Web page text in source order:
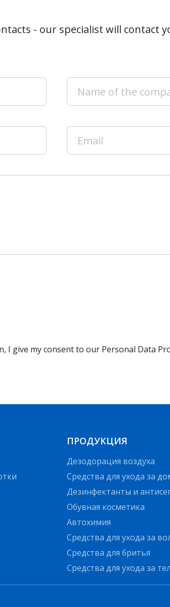
- our specialist will contact
I give my consent to our Personal Data
ПРОДУКЦИЯ
Дезодорация воздуха
Средства для ухода за
Дезинфектанты и
Обувная косметика
Автохимия
Средства для ухода за
Средства для бритья
Средства для ухода за